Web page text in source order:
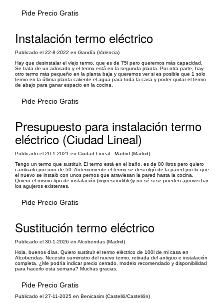
Pide Precio Gratis
Instalación termo eléctrico
Publicado el 22-8-2022 en Gandía (Valencia)
Hay que desinstalar el viejo termo, que es de 75l pero queremos más capacidad.
Se trata de un adosado y el termo está en la segunda planta. Por otra parte, hay
otro termo más pequeño en la planta baja y queremos ver si es posible que 1 solo
termo en la última planta caliente el agua para toda la casa y poder quitar el termo
de abajo para ganar espacio en la cocina.
Pide Precio Gratis
Presupuesto para instalación termo
eléctrico (Ciudad Lineal)
Publicado el 20-1-2021 en Ciudad Lineal - Madrid (Madrid)
Tengo un termo que sustituir. El termo está en el baño, es de 80 litros pero quiero
cambiarlo por uno de 50. Anteriormente el termo se descolgó de la pared por lo que
el nuevo se instaló con unos pernos que atraviesan la pared hasta la cocina.
Quiero el mismo tipo de instalación (imprescindible)y no sé si se pueden aprovechar
los agujeros existentes.
Pide Precio Gratis
Sustitución termo eléctrico
Publicado el 30-1-2026 en Alcobendas (Madrid)
Hola, buenos días. Quiero sustituir el termo eléctrico de 100l de mi casa en
Alcobendas. Necesito suministro del nuevo termo, retirada del antiguo e instalación
completa. ¿Me podría indicar precio cerrado, modelo recomendado y disponibilidad
para hacerlo esta semana? Muchas gracias.
Pide Precio Gratis
Publicado el 27-11-2025 en Benicasim (Castelló/Castellón)